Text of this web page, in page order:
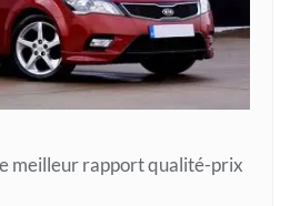
meilleur rapport qualité-prix